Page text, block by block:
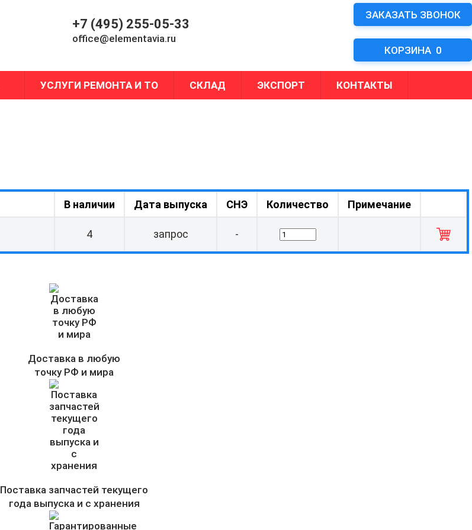
+7 (495) 255-05-33
office@elementavia.ru
ЗАКАЗАТЬ ЗВОНОК
КОРЗИНА 0
УСЛУГИ РЕМОНТА И ТО СКЛАД ЭКСПОРТ КОНТАКТЫ
В наличии Дата выпуска СНЭ Количество
Примечание
4 запрос -
Доставка в любую
точку РФ и мира
Поставка запчастей текущего
года выпуска и с хранения